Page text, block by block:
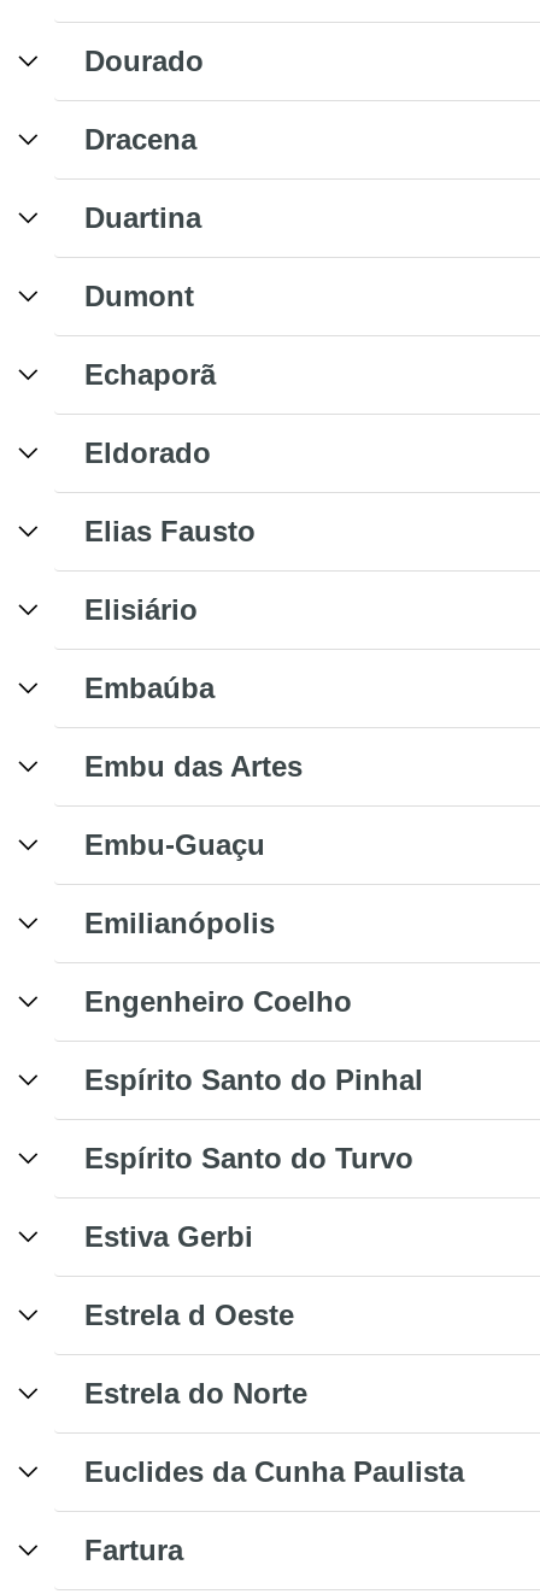
Dourado
Dracena
Duartina
Dumont
Echaporã
Eldorado
Elias Fausto
Elisiário
Embaúba
Embu das Artes
Embu-Guaçu
Emilianópolis
Engenheiro Coelho
Espírito Santo do Pinhal
Espírito Santo do Turvo
Estiva Gerbi
Estrela d Oeste
Estrela do Norte
Euclides da Cunha Paulista
Fartura